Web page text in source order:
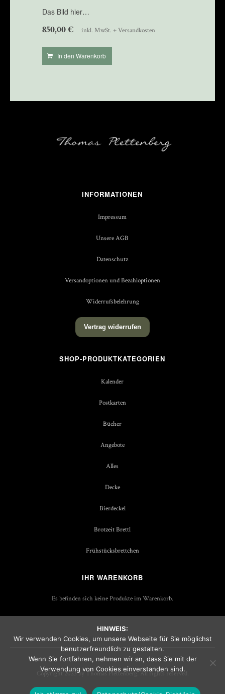
Das Bild hier…
850,00€ inkl. MwSt. + Versandkosten
In den Warenkorb
INFORMATIONEN
Impressum
Unsere AGB
Datenschutz
Versandoptionen und Bezahloptionen
Widerrufsbelehrung
Vertrag widerrufen
SHOP-PRODUKTKATEGORIEN
Kalender
Postkarten
Bücher
Angebote
Alles
Decke
Bierdeckel
Brotzeit Brettl
Frühstücksbrettchen
IHR WARENKORB
Es befinden sich keine Produkte im Warenkorb.
Copyright 2023 by Thomas Plettenberg. All rights reserved.
HINWEIS:
Wir verwenden Cookies, um unsere Webseite für Sie möglichst
benutzerfreundlich zu gestalten.
Wenn Sie fortfahren, nehmen wir an, dass Sie mit der
Verwendung von Cookies einverstanden sind.